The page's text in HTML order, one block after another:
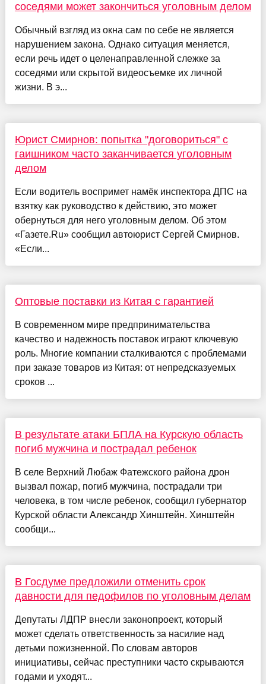
соседями может закончиться уголовным делом
Обычный взгляд из окна сам по себе не является
нарушением закона. Однако ситуация меняется,
если речь идет о целенаправленной слежке за
соседями или скрытой видеосъемке их личной
жизни. В э...
Юрист Смирнов: попытка "договориться" с
гаишником часто заканчивается уголовным
делом
Если водитель воспримет намёк инспектора ДПС на
взятку как руководство к действию, это может
обернуться для него уголовным делом. Об этом
«Газете.Ru» сообщил автоюрист Сергей Смирнов.
«Если...
Оптовые поставки из Китая с гарантией
В современном мире предпринимательства
качество и надежность поставок играют ключевую
роль. Многие компании сталкиваются с проблемами
при заказе товаров из Китая: от непредсказуемых
сроков ...
В результате атаки БПЛА на Курскую область
погиб мужчина и пострадал ребенок
В селе Верхний Любаж Фатежского района дрон
вызвал пожар, погиб мужчина, пострадали три
человека, в том числе ребенок, сообщил губернатор
Курской области Александр Хинштейн. Хинштейн
сообщи...
В Госдуме предложили отменить срок
давности для педофилов по уголовным делам
Депутаты ЛДПР внесли законопроект, который
может сделать ответственность за насилие над
детьми пожизненной. По словам авторов
инициативы, сейчас преступники часто скрываются
годами и уходят...